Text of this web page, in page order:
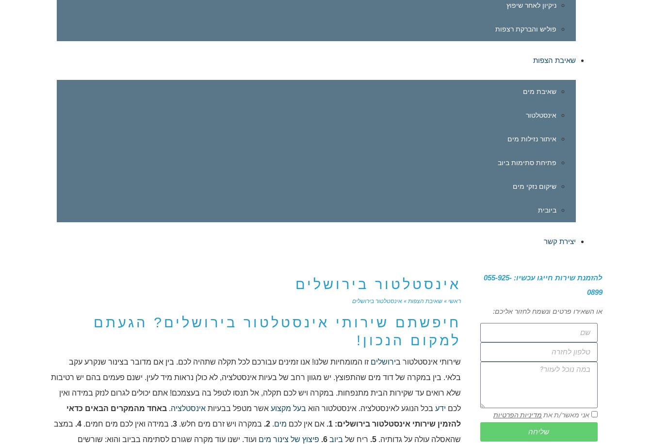
ניקיון לאחר שיפוץ
פוליש והברקת רצפות
שאיבת הצפות
שאיבת מים
אינסטלטור
איתור נזילות מים
פתיחת סתימות ביוב
שיקום נזקי מים
ביובית
יצירת קשר
אינסטלטור בירושלים
ראשי » שאיבת הצפות » אינסטלטור בירושלים
חיפשתם שירותי אינסטלטור בירושלים? הגעתם
למקום הנכון!
שירותי אינסטלטור בירושלים זו המומחיות שלנו! אנו זמינים עבורכם לכל תקלה שתהיה לכם. בין אם מדובר בצינור שנקרע עקב
בלאי. בין במקרה של דוד מים שהתפוצץ. יש מגוון רחב של בעיות אינסטלציה, לא כולן נראות מיד לעין. ישנם פעמים בהם יש רטיבות
שלא רואים עד שקירות הבית מתנפחות. במקרה ויש לכם תקלה, אל תנסו לטפל בה בעצמכם! אתם יכולים לגרום לנזק במידה ואין
לכם ידע בכל הנוגע לאינסטלציה. אינסטלטור הוא בעל מקצוע אשר מטפל בבעיותאינסטלציה.באחד מהמקרים הבאים כדאי
להזמין שירותי אינסטלטור בירושלים: 1. אם אין לכם מים.
2. במקרה ויש זרם מים חלש.3. במידה ואין לכם מים חמים.4. במצב
שהאסלה עולה על גדותיה.5. ריח של ביוב 6. פיצוץ של צינור מים ועוד. ישנו עוד מקרה שגורם לסתימה בביוב והוא: שורשים
להזמנת שירות חייגו עכשיו: 055-925-
0899
או השאירו פרטים ונשמח לחזור אליכם:
אני מאשר/ת את מדיניות הפרטיות
שליחה